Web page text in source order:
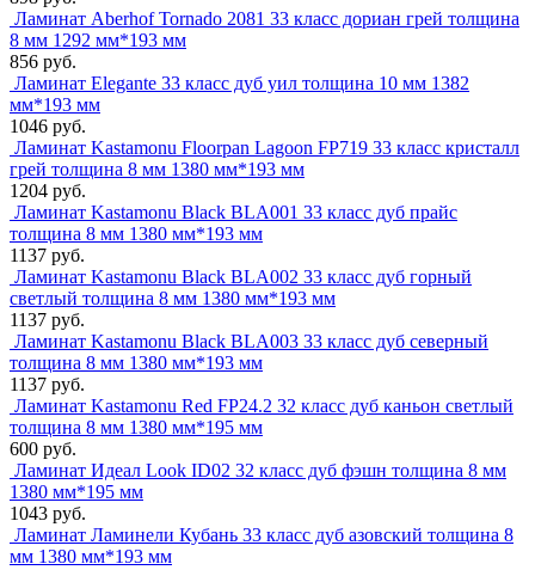
Ламинат Aberhof Tornado 2081 33 класс дориан грей толщина
8 мм 1292 мм*193 мм
856 руб.
Ламинат Elegante 33 класс дуб уил толщина 10 мм 1382
мм*193 мм
1046 руб.
Ламинат Kastamonu Floorpan Lagoon FP719 33 класс кристалл
грей толщина 8 мм 1380 мм*193 мм
1204 руб.
Ламинат Kastamonu Black BLA001 33 класс дуб прайс
толщина 8 мм 1380 мм*193 мм
1137 руб.
Ламинат Kastamonu Black BLA002 33 класс дуб горный
светлый толщина 8 мм 1380 мм*193 мм
1137 руб.
Ламинат Kastamonu Black BLA003 33 класс дуб северный
толщина 8 мм 1380 мм*193 мм
1137 руб.
Ламинат Kastamonu Red FP24.2 32 класс дуб каньон светлый
толщина 8 мм 1380 мм*195 мм
600 руб.
Ламинат Идеал Look ID02 32 класс дуб фэшн толщина 8 мм
1380 мм*195 мм
1043 руб.
Ламинат Ламинели Кубань 33 класс дуб азовский толщина 8
мм 1380 мм*193 мм